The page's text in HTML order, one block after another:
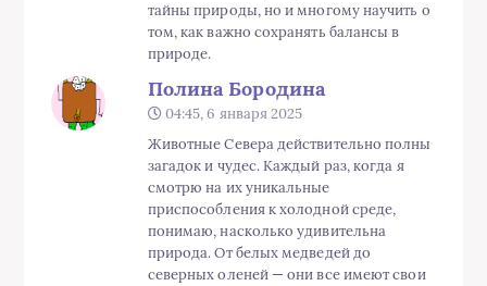
тайны природы, но и многому научить о
том, как важно сохранять балансы в
природе.
Полина Бородина
04:45, 6 января 2025
Животные Севера действительно полны
загадок и чудес. Каждый раз, когда я
смотрю на их уникальные
приспособления к холодной среде,
понимаю, насколько удивительна
природа. От белых медведей до
северных оленей — они все имеют свои